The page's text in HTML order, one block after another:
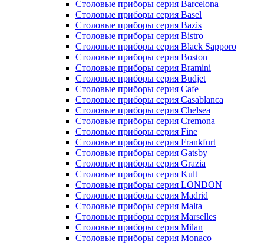
Столовые приборы серия Barcelona
Столовые приборы серия Basel
Столовые приборы серия Bazis
Столовые приборы серия Bistro
Столовые приборы серия Black Sapporo
Столовые приборы серия Boston
Столовые приборы серия Bramini
Столовые приборы серия Budjet
Столовые приборы серия Cafe
Столовые приборы серия Casablanca
Столовые приборы серия Chelsea
Столовые приборы серия Cremona
Столовые приборы серия Fine
Столовые приборы серия Frankfurt
Столовые приборы серия Gatsby
Столовые приборы серия Grazia
Столовые приборы серия Kult
Столовые приборы серия LONDON
Столовые приборы серия Madrid
Столовые приборы серия Malta
Столовые приборы серия Marselles
Столовые приборы серия Milan
Столовые приборы серия Monaco